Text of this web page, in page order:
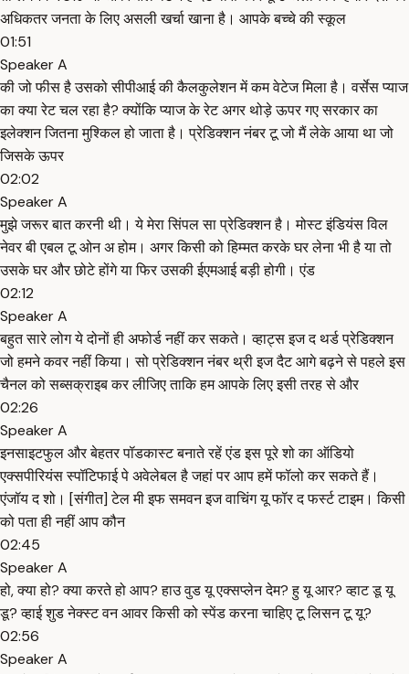
अधिकतर जनता के लिए असली खर्चा खाना है। आपके बच्चे की स्कूल
01:51
Speaker A
की जो फीस है उसको सीपीआई की कैलकुलेशन में कम वेटेज मिला है। वर्सेस प्याज
का क्या रेट चल रहा है? क्योंकि प्याज के रेट अगर थोड़े ऊपर गए सरकार का
इलेक्शन जितना मुश्किल हो जाता है। प्रेडिक्शन नंबर टू जो मैं लेके आया था जो
जिसके ऊपर
02:02
Speaker A
मुझे जरूर बात करनी थी। ये मेरा सिंपल सा प्रेडिक्शन है। मोस्ट इंडियंस विल
नेवर बी एबल टू ओन अ होम। अगर किसी को हिम्मत करके घर लेना भी है या तो
उसके घर और छोटे होंगे या फिर उसकी ईएमआई बड़ी होगी। एंड
02:12
Speaker A
बहुत सारे लोग ये दोनों ही अफोर्ड नहीं कर सकते। व्हाट्स इज द थर्ड प्रेडिक्शन
जो हमने कवर नहीं किया। सो प्रेडिक्शन नंबर थ्री इज दैट आगे बढ़ने से पहले इस
चैनल को सब्सक्राइब कर लीजिए ताकि हम आपके लिए इसी तरह से और
02:26
Speaker A
इनसाइटफुल और बेहतर पॉडकास्ट बनाते रहें एंड इस पूरे शो का ऑडियो
एक्सपीरियंस स्पॉटिफाई पे अवेलेबल है जहां पर आप हमें फॉलो कर सकते हैं।
एंजॉय द शो। [संगीत] टेल मी इफ समवन इज वाचिंग यू फॉर द फर्स्ट टाइम। किसी
को पता ही नहीं आप कौन
02:45
Speaker A
हो, क्या हो? क्या करते हो आप? हाउ वुड यू एक्सप्लेन देम? हु यू आर? व्हाट डू यू
डू? व्हाई शुड नेक्स्ट वन आवर किसी को स्पेंड करना चाहिए टू लिसन टू यू?
02:56
Speaker A